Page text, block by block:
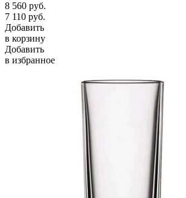
8 560 руб.
7 110 руб.
Добавить
в корзину
Добавить
в избранное